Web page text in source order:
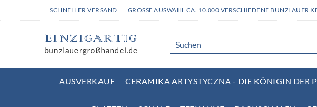
SCHNELLER VERSAND GROSSE AUSWAHL CA. 10.000 VERSCHIEDENE BUNZLAUER
AUSVERKAUF CERAMIKA ARTYSTYCZNA - DIE KÖNIGIN DER